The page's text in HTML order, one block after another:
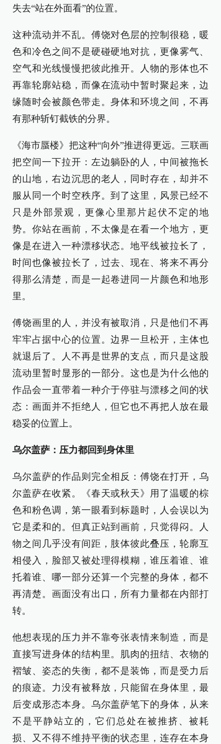
失去“站在外面看”的位置。
这种流动并不乱。傅饶对色层的控制很稳，暖
色和冷色之间不是硬碰硬地对抗，更像雾气、
空气和光线慢慢把彼此推开。人物的形体也不
再靠轮廓站稳，而像在流动中暂时聚起来，边
缘随时会被颜色带走。身体和环境之间，不再
有那种斩钉截铁的分界。
《海市蜃楼》把这种“向外”推进得更远。三联画
把空间一下拉开：左边躺卧的人，中间被拖长
的山地，右边沉思的老人，同时存在，却并不
服从同一个时空秩序。到了这里，风景已经不
只是外部景观，更像心里那片起伏不定的地
势。你站在画前，不太像是在看一个地方，更
像是在进入一种漂移状态。地平线被拉长了，
时间也像被拉长了，过去、现在、将来不再分
得那么清楚，而是一起卷进同一片颜色和地形
里。
傅饶画里的人，并没有被取消，只是他们不再
牢牢占据中心的位置。边界一旦松开，主体也
就退后了。人不再是世界的支点，而只是这股
流动里暂时显形的一部分。这也是为什么他的
作品会一直带着一种介于停驻与漂移之间的状
态：画面并不拒绝人，但它也不再把人放在最
稳妥的位置上。
乌尔盖萨：压力都回到身体里
乌尔盖萨的作品则完全相反：傅饶在打开，乌
尔盖萨在收紧。《春天或秋天》用了温暖的棕
色和粉色调，第一眼看到标题时，人会误以为
它是柔和的。但真正站到画前，只觉得闷。人
物之间几乎没有间距，肢体彼此叠压，轮廓互
相侵入，脸部又被处理得模糊，谁压着谁、谁
托着谁、哪一部分还算一个完整的身体，都不
再清楚。画面没有出口，所有力量都在内部打
转。
他想表现的压力并不靠夸张表情来制造，而是
直接写进身体的结构里。肌肉的扭结、衣物的
褶皱、姿态的失衡，都不是装饰，而是受力后
的痕迹。力没有被释放，只能留在身体里，最
后变成形态本身。乌尔盖萨笔下的身体，从来
不是平静站立的，它们总处在被推挤、被耗
损、又不得不维持平衡的状态里，连存在本身